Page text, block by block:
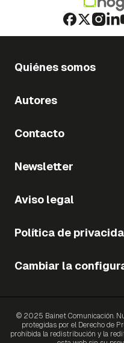
Quiénes somos
Autores
Contacto
Newsletter
Aviso legal
Política de
Cambiar la
© 2025 Bainet Comunicación.
protegidas por el Derecho de
prohibida la redistribución y la